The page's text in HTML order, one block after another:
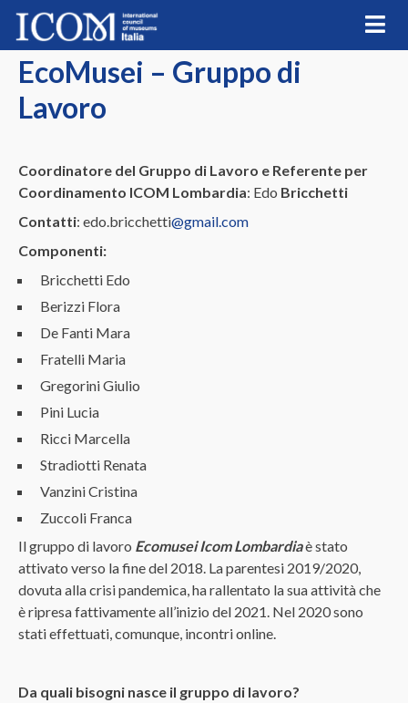
Skip
content
EcoMusei – Gruppo di
Lavoro
Coordinatore del Gruppo di Lavoro e Referente per
Coordinamento ICOM Lombardia: Edo Bricchetti
Contatti: edo.bricchetti@gmail.com
Componenti:
Bricchetti Edo
Berizzi Flora
De Fanti Mara
Fratelli Maria
Gregorini Giulio
Pini Lucia
Ricci Marcella
Stradiotti Renata
Vanzini Cristina
Zuccoli Franca
Il gruppo di lavoro Ecomusei Icom Lombardiaè stato
attivato verso la fine del 2018. La parentesi 2019/2020,
dovuta alla crisi pandemica, ha rallentato la sua attività che
è ripresa fattivamente all’inizio del 2021. Nel 2020 sono
stati effettuati, comunque, incontri online.
Da quali bisogni nasce il gruppo di lavoro?